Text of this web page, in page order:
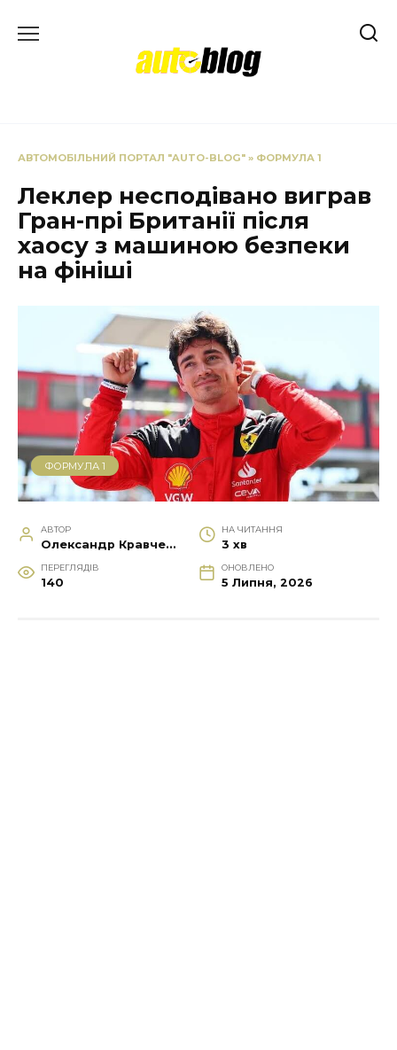
до
АВТОМОБІЛЬНИЙ ПОРТАЛ "AUTO-BLOG" » ФОРМУЛА 1
Леклер несподівано виграв
Гран-прі Британії після
хаосу з машиною безпеки
на фініші
ФОРМУЛА 1
АВТОР
Олександр Кравченко
НА ЧИТАННЯ
3 хв
ПЕРЕГЛЯДІВ
140
ОНОВЛЕНО
5 Липня, 2026